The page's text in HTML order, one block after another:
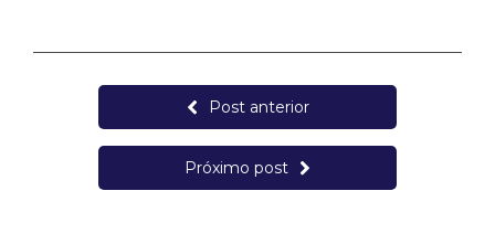
Post anterior
Próximo post